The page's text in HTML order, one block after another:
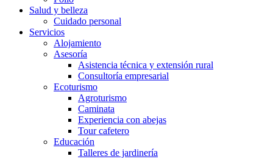
Salud y belleza
Cuidado personal
Servicios
Alojamiento
Asesoría
Asistencia técnica y extensión rural
Consultoría empresarial
Ecoturismo
Agroturismo
Caminata
Experiencia con abejas
Tour cafetero
Educación
Talleres de jardinería